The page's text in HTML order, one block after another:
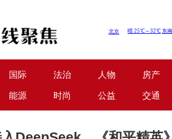
国际 法治 人物 房产
能源 时尚 公益 交通